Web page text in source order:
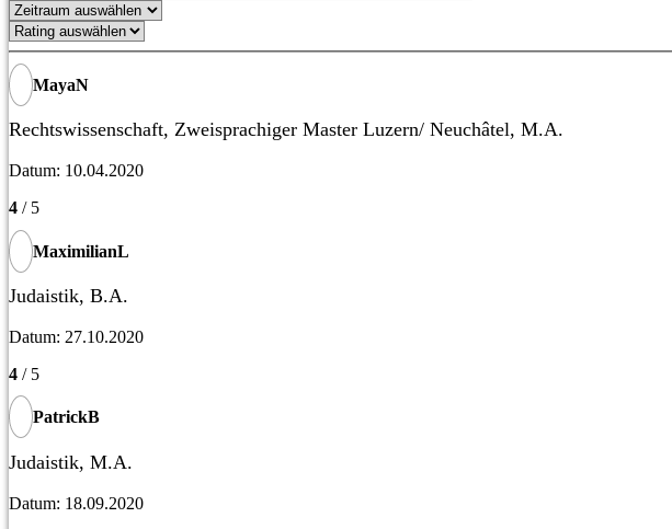
MayaN
Rechtswissenschaft, Zweisprachiger Master Luzern/ Neuchâtel, M.A.
Datum: 10.04.2020
4 / 5
MaximilianL
Judaistik, B.A.
Datum: 27.10.2020
4 / 5
PatrickB
Judaistik, M.A.
Datum: 18.09.2020